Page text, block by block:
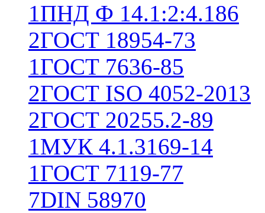
1ПНД Ф 14.1:2:4.186
2ГОСТ 18954-73
1ГОСТ 7636-85
2ГОСТ ISO 4052-2013
2ГОСТ 20255.2-89
1МУК 4.1.3169-14
1ГОСТ 7119-77
7DIN 58970